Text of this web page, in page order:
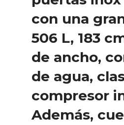
con una
506 L, 183
de ancho,
de agua,
compresor
Además,